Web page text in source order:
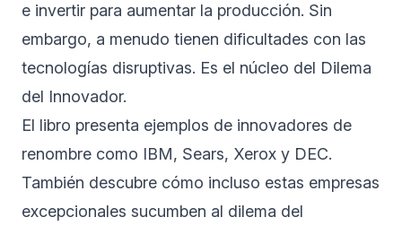
e invertir para aumentar la producción. Sin
embargo, a menudo tienen dificultades con las
tecnologías disruptivas. Es el núcleo del Dilema
del Innovador.
El libro presenta ejemplos de innovadores de
renombre como IBM, Sears, Xerox y DEC.
También descubre cómo incluso estas empresas
excepcionales sucumben al dilema del